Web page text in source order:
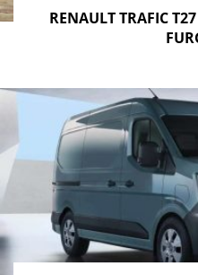
RENAULT TRAFIC